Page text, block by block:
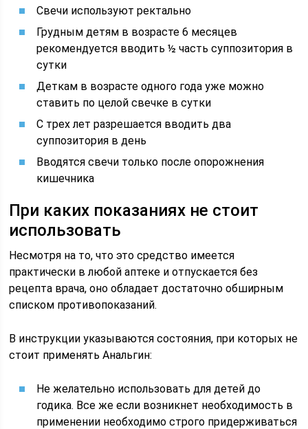
Свечи используют ректально
Грудным детям в возрасте 6 месяцев
рекомендуется вводить ½ часть суппозитория в
сутки
Деткам в возрасте одного года уже можно
ставить по целой свечке в сутки
С трех лет разрешается вводить два
суппозитория в день
Вводятся свечи только после опорожнения
кишечника
При каких показаниях не стоит
использовать
Несмотря на то, что это средство имеется
практически в любой аптеке и отпускается без
рецепта врача, оно обладает достаточно обширным
списком противопоказаний.
В инструкции указываются состояния, при которых не
стоит применять Анальгин:
Не желательно использовать для детей до
годика. Все же если возникнет необходимость в
применении необходимо строго придерживаться